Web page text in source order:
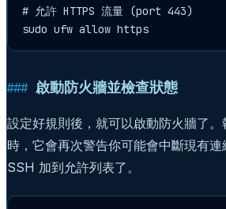
# 允許 HTTPS 流量 (port 443)
sudo ufw allow https
啟動防火牆並檢查狀態
設定好規則後，就可以啟動防火牆了
時，它會再次警告你可能會中斷現有
SSH 加到允許列表了。